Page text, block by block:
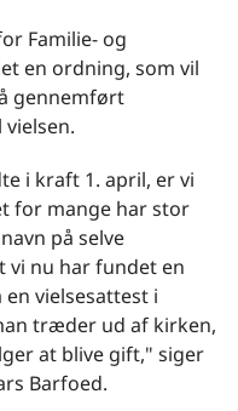
Familie- og
en ordning, som vil
gennemført
i kraft 1. april, er vi
for mange har stor
på selve
vi nu har fundet en
vielsesattest i
træder ud af kirken,
at blive gift," siger
Barfoed.